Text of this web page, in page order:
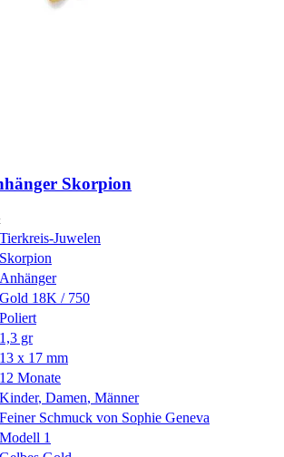
Skorpion
Tierkreis-Juwelen
Skorpion
Anhänger
Gold 18K / 750
Poliert
1,3 gr
13 x 17 mm
12 Monate
Kinder, Damen, Männer
Feiner Schmuck von Sophie Geneva
Modell 1